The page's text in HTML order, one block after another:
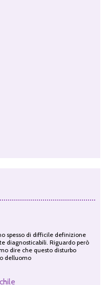
spesso di difficile definizione
diagnosticabili. Riguardo però
dire che questo disturbo
delluomo